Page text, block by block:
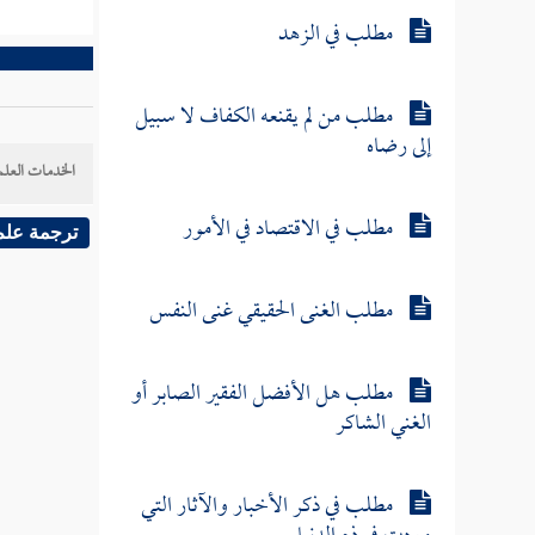
مطلب في الزهد
مطلب من لم يقنعه الكفاف لا سبيل
إلى رضاه
مطلب في الاقتصاد في الأمور
مطلب الغنى الحقيقي غنى النفس
مطلب هل الأفضل الفقير الصابر أو
الغني الشاكر
مطلب في ذكر الأخبار والآثار التي
الخدمات
ترجمة